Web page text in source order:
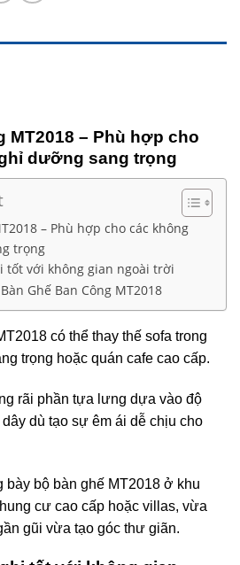
MT2018 – Phù hợp cho
dưỡng sang trọng
– Phù hợp cho các không
trọng
tốt với không gian ngoài trời
Ghế Ban Công MT2018
có thể thay thế sofa trong
trọng hoặc quán cafe cao cấp.
rãi phần tựa lưng dựa vào độ
dù tạo sự êm ái dễ chịu cho
bày bộ bàn ghế MT2018 ở khu
cư cao cấp hoặc villas, vừa
gũi vừa tạo góc thư giãn.